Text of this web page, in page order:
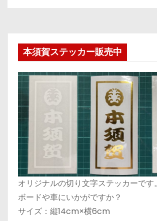
本須賀ステッカー販売中
オリジナルの切り文字ステッカーです。
ボードや車にいかがですか？
サイズ：縦14cm×横6cm